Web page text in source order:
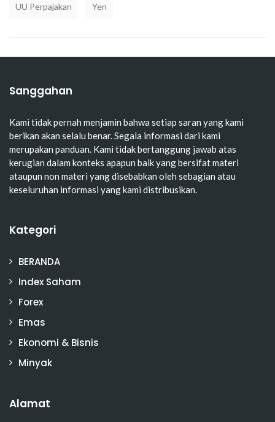
UU Perpajakan Yen
Sanggahan
Kami tidak pernah menjamin bahwa setiap saran yang kami
berikan akan selalu benar. Segala informasi dari kami
merupakan panduan. Kami tidak bertanggung jawab atas
kerugian dalam konteks apapun baik yang bersifat materi
ataupun non materi yang disebabkan oleh sebagian atau
keseluruhan informasi yang kami distribusikan.
Kategori
BERANDA
Index Saham
Forex
Emas
Ekonomi & Bisnis
Minyak
Alamat